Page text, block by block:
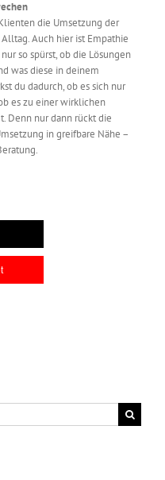
die Umsetzung der
Auch hier ist Empathie
so spürst, ob die Lösungen
was diese in deinem
du dadurch, ob es sich nur
es zu einer wirklichen
Denn nur dann rückt die
in greifbare Nähe –